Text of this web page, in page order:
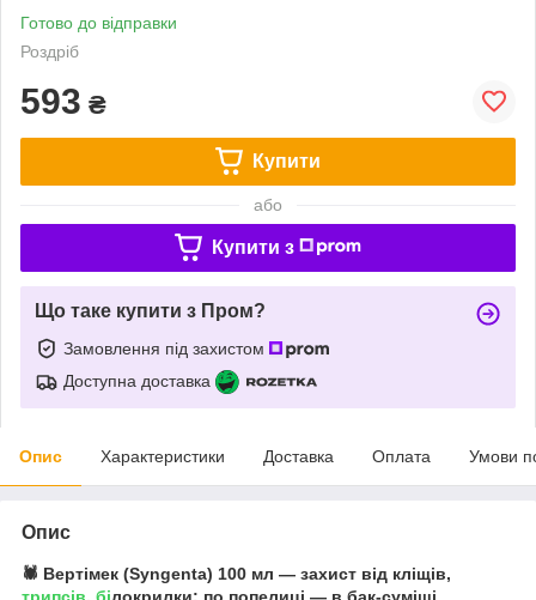
Готово до відправки
Роздріб
593 ₴
Купити
або
Купити з
Що таке купити з Пром?
Замовлення під захистом
Доступна доставка
Опис Характеристики Доставка Оплата Умови
Опис
🕷️ Вертімек (Syngenta) 100 мл — захист від кліщів,
трипсів, білокрилки; по попелиці — в бак-суміші